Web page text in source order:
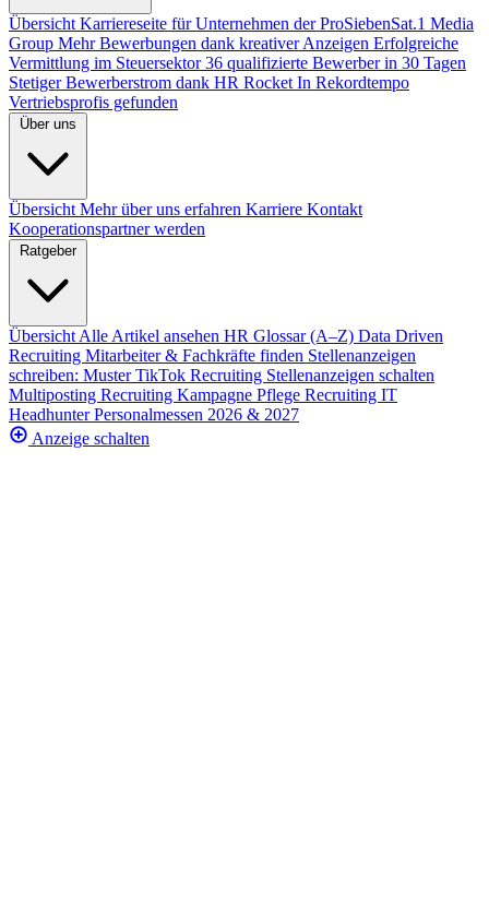
Übersicht Karriereseite für Unternehmen der ProSiebenSat.1 Media
Group Mehr Bewerbungen dank kreativer Anzeigen Erfolgreiche
Vermittlung im Steuersektor36 qualifizierte Bewerber in 30 Tagen
Stetiger Bewerberstrom dank HR Rocket In Rekordtempo
Vertriebsprofis gefunden
Übersicht Mehr über uns erfahren Karriere Kontakt
Kooperationspartner werden
Ratgeber
Übersicht Alle Artikel ansehen HR Glossar (A–Z) Data Driven
Recruiting Mitarbeiter & Fachkräfte finden Stellenanzeigen
schreiben: MusterTikTok Recruiting Stellenanzeigen schalten
Multiposting Recruiting Kampagne Pflege Recruiting IT
HeadhunterPersonalmessen 2026 & 2027
Anzeige schalten